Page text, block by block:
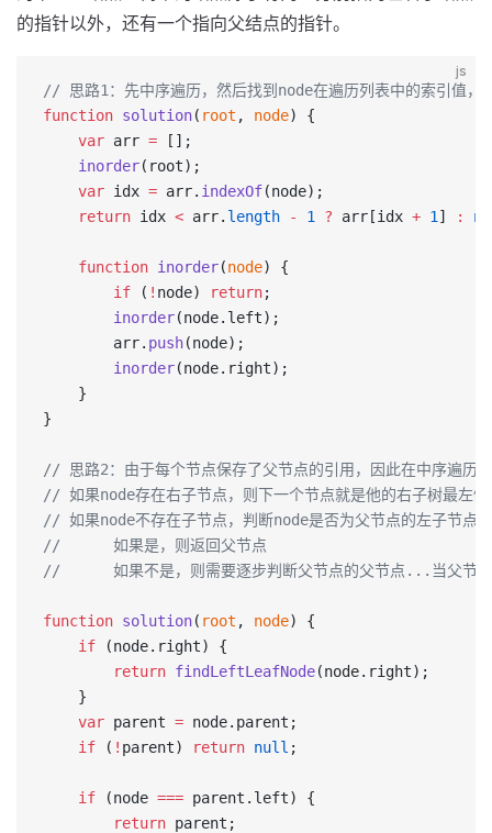
的指针以外，还有一个指向父结点的指针。
js
// 思路1：先中序遍历，然后找到node在遍历列表中的索引值，
function solution( root , node) {
    var
arr = [];
    inorder
(root);
    var
idx = arr. indexOf(node);
    return
idx < arr. length - 1 ? arr[idx + 1 ] :
    function
inorder(node) {
        if
( ! node) return;
        inorder
(node.left);
        arr.
push(node);
        inorder
(node.right);
    }
}
// 思路2：由于每个节点保存了父节点的引用，因此在中序遍历中
// 如果node存在右子节点，则下一个节点就是他的右子树最左侧
// 如果node不存在子节点，判断node是否为父节点的左子节点
//      如果是，则返回父节点
//      如果不是，则需要逐步判断父节点的父节点...当父节点
function solution( root , node) {
    if
(node.right) {
        return
findLeftLeafNode(node.right);
    }
    var
parent = node.parent;
    if
( ! parent) return null ;
    if
(node === parent.left) {
        return
parent;